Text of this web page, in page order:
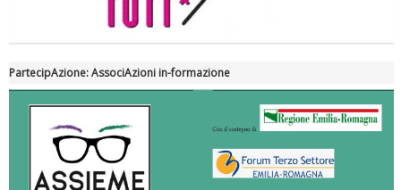
PartecipAzione: AssociAzioni in-formazione